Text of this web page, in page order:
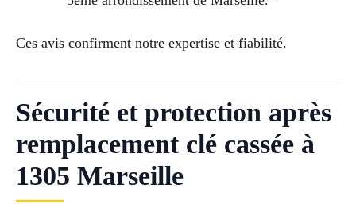
Ces avis confirment notre expertise et fiabilité.
Sécurité et protection après
remplacement clé cassée à
1305 Marseille